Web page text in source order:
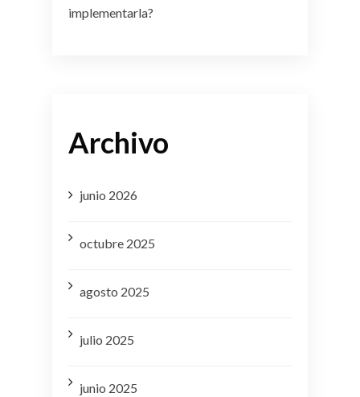
implementarla?
Archivo
junio 2026
octubre 2025
agosto 2025
julio 2025
junio 2025